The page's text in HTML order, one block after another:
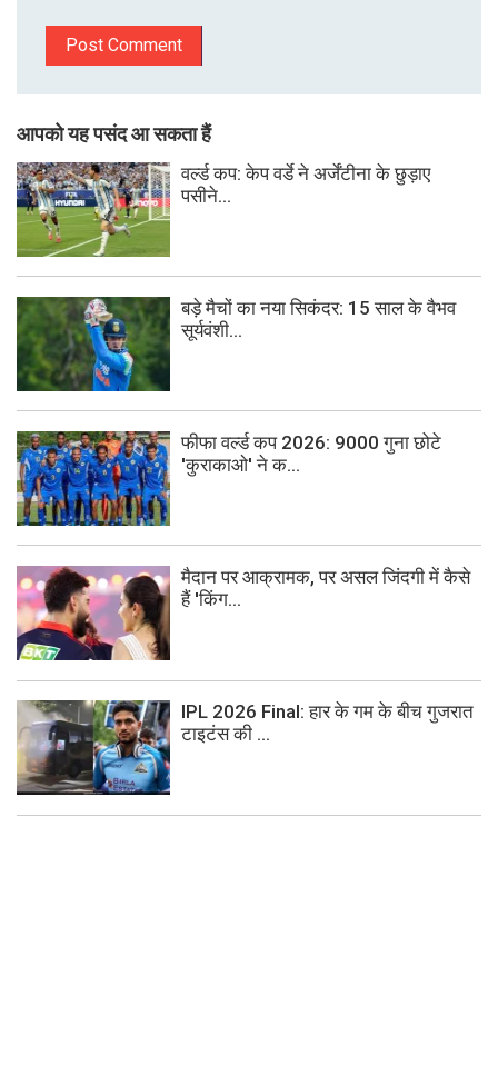
आपको यह पसंद आ सकता हैं
वर्ल्ड कप: केप वर्डे ने अर्जेंटीना के छुड़ाए
पसीने...
बड़े मैचों का नया सिकंदर: 15 साल के वैभव
सूर्यवंशी...
फीफा वर्ल्ड कप 2026: 9000 गुना छोटे
'कुराकाओ' ने क...
मैदान पर आक्रामक, पर असल जिंदगी में कैसे
हैं 'किंग...
IPL 2026 Final: हार के गम के बीच गुजरात
टाइटंस की ...